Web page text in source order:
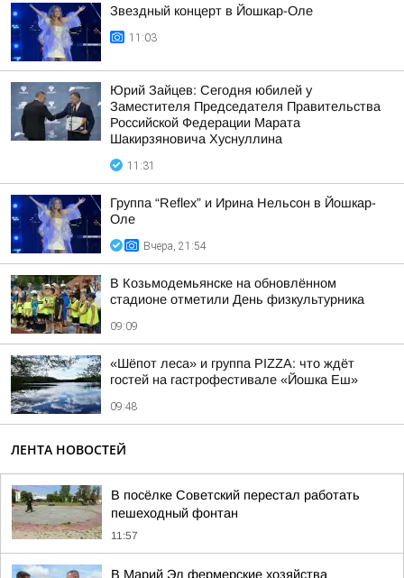
Звездный концерт в Йошкар-Оле
11:03
Юрий Зайцев: Сегодня юбилей у
Заместителя Председателя Правительства
Российской Федерации Марата
Шакирзяновича Хуснуллина
11:31
Группа “Reflex” и Ирина Нельсон в Йошкар-
Оле
Вчера, 21:54
В Козьмодемьянске на обновлённом
стадионе отметили День физкультурника
09:09
«Шёпот леса» и группа PIZZA: что ждёт
гостей на гастрофестивале «Йошка Еш»
09:48
ЛЕНТА НОВОСТЕЙ
В посёлке Советский перестал работать
пешеходный фонтан
11:57
В Марий Эл фермерские хозяйства